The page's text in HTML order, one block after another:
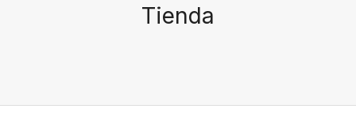
Tienda